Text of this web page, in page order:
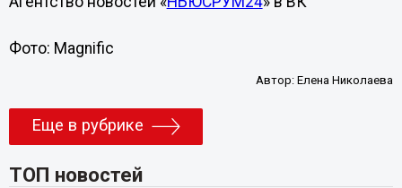
Фото: Magnific
Автор:Елена Николаева
Еще в рубрике
ТОП новостей